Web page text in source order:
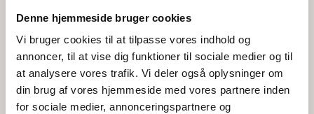
Denne hjemmeside bruger cookies
Vi bruger cookies til at tilpasse vores indhold og
annoncer, til at vise dig funktioner til sociale medier og til
at analysere vores trafik. Vi deler også oplysninger om
din brug af vores hjemmeside med vores partnere inden
for sociale medier, annonceringspartnere og